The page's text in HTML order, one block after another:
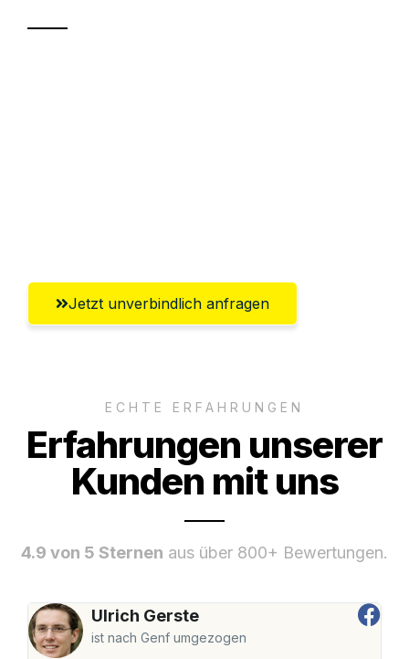
Jetzt unverbindlich anfragen
ECHTE ERFAHRUNGEN
Erfahrungen unserer
Kunden mit uns
4.9 von 5 Sternen aus über 800+ Bewertungen.
Ulrich Gerste
ist nach Genf umgezogen